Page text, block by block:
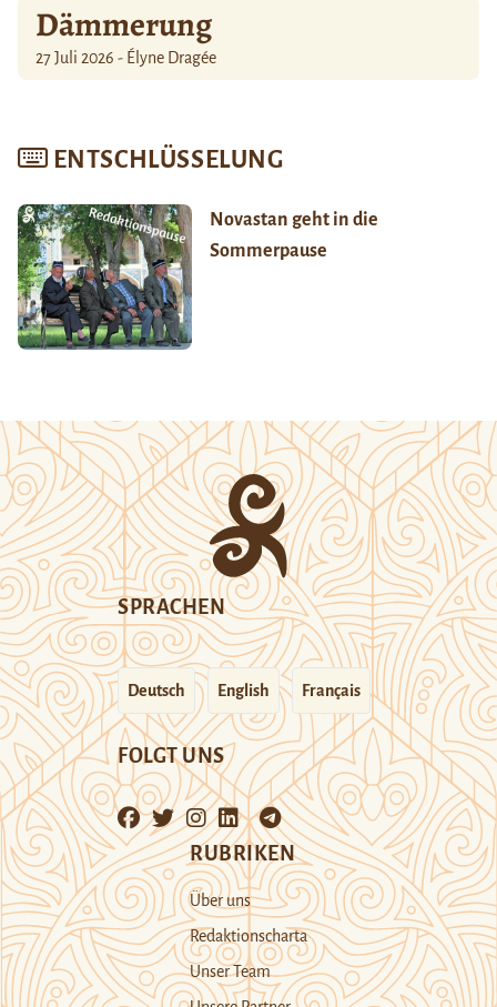
Dämmerung
27 Juli 2026 - Élyne Dragée
ENTSCHLÜSSELUNG
Novastan geht in die
Sommerpause
SPRACHEN
Deutsch English Français
FOLGT UNS
RUBRIKEN
Über uns
Redaktionscharta
Unser Team